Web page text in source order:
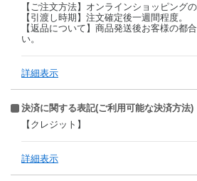
【ご注文方法】オンラインショッピング
【引渡し時期】注文確定後一週間程度。
【返品について】商品発送後お客様の都
い。
詳細表示
決済に関する表記(ご利用可能な決済方法)
【クレジット】
詳細表示